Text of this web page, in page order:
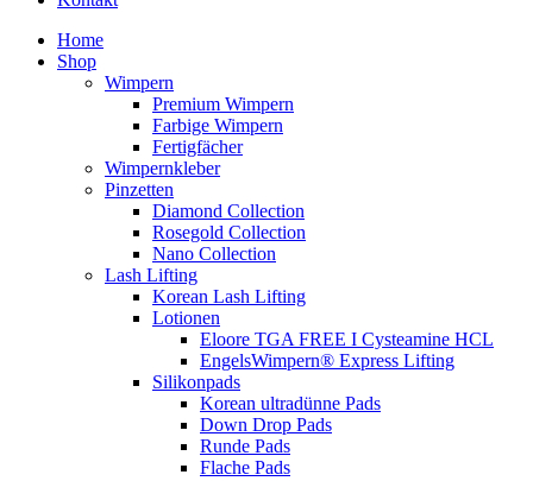
Home
Shop
Wimpern
Premium Wimpern
Farbige Wimpern
Fertigfächer
Wimpernkleber
Pinzetten
Diamond Collection
Rosegold Collection
Nano Collection
Lash Lifting
Korean Lash Lifting
Lotionen
Eloore TGA FREE I Cysteamine HCL
EngelsWimpern® Express Lifting
Silikonpads
Korean ultradünne Pads
Down Drop Pads
Runde Pads
Flache Pads